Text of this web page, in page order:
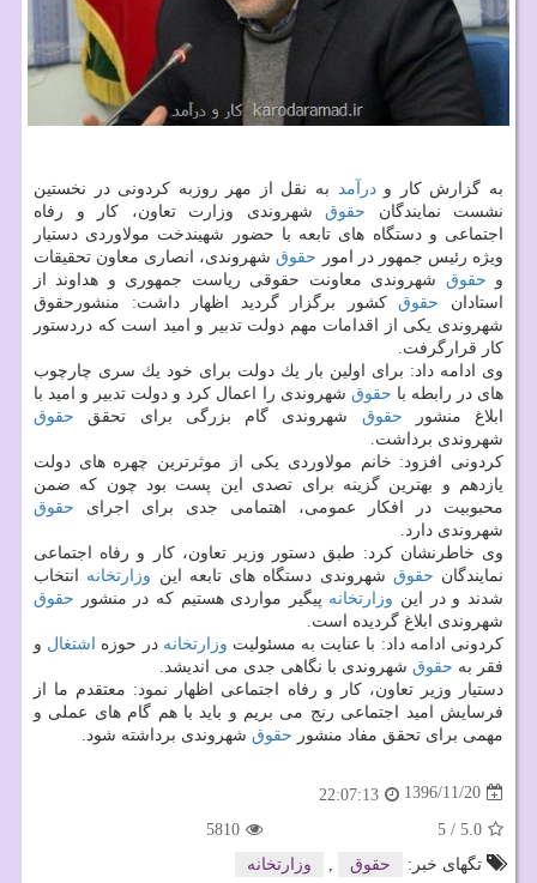
به گزارش كار ودرآمد به نقل از مهر روزبه كردونی در نخستین
نشست نمایندگان حقوق شهروندی وزارت تعاون، كار و رفاه
اجتماعی و دستگاه های تابعه با حضور شهیندخت مولاوردی دستیار
ویژه رئیس جمهور در امور حقوقشهروندی، انصاری معاون تحقیقات
و حقوق شهروندی معاونت حقوقی ریاست جمهوری و هداوند از
استادان حقوقكشور برگزار گردید اظهار داشت: منشورحقوق
شهروندی یكی از اقدامات مهم دولت تدبیر و امید است كه دردستور
كار قرارگرفت.
وی ادامه داد: برای اولین بار یك دولت برای خود یك سری چارچوب
های در رابطه با حقوق شهروندی را اعمال كرد و دولت تدبیر و امید با
ابلاغ منشور حقوق شهروندی گام بزرگی برای تحقق حقوق
شهروندی برداشت.
كردونی افزود: خانم مولاوردی یكی از موثرترین چهره های دولت
یازدهم و بهترین گزینه برای تصدی این پست بود چون كه ضمن
محبوبیت در افكار عمومی، اهتمامی جدی برای اجرای حقوق
شهروندی دارد.
وی خاطرنشان كرد: طبق دستور وزیر تعاون، كار و رفاه اجتماعی
نمایندگان حقوق شهروندی دستگاه های تابعه این وزارتخانه انتخاب
شدند و در این وزارتخانه پیگیر مواردی هستیم كه در منشور حقوق
شهروندی ابلاغ گردیده است.
كردونی ادامه داد: با عنایت به مسئولیت وزارتخانه در حوزه اشتغال و
فقر به حقوق شهروندی با نگاهی جدی می اندیشد.
دستیار وزیر تعاون، كار و رفاه اجتماعی اظهار نمود: معتقدم ما از
فرسایش امید اجتماعی رنج می بریم و باید با هم گام های عملی و
مهمی برای تحقق مفاد منشور حقوق شهروندی برداشته شود.
1396/11/20
22:07:13
5.0
/
5
5810
تگهای خبر:
حقوق وزارتخانه